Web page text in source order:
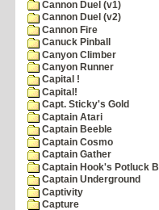
Cannon Duel (v1)
Cannon Duel (v2)
Cannon Fire
Canuck Pinball
Canyon Climber
Canyon Runner
Capital !
Capital!
Capt. Sticky's Gold
Captain Atari
Captain Beeble
Captain Cosmo
Captain Gather
Captain Hook's Potluck
Captain Underground
Captivity
Capture